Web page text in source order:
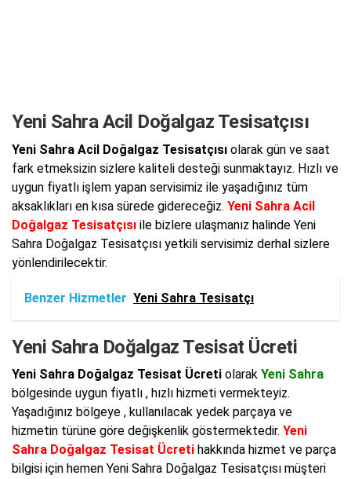
Yeni Sahra Acil Doğalgaz Tesisatçısı
Yeni Sahra Acil Doğalgaz Tesisatçısı olarak gün ve saat
fark etmeksizin sizlere kaliteli desteği sunmaktayız. Hızlı ve
uygun fiyatlı işlem yapan servisimiz ile yaşadığınız tüm
aksaklıkları en kısa sürede gidereceğiz. Yeni Sahra Acil
Doğalgaz Tesisatçısı ile bizlere ulaşmanız halinde Yeni
Sahra Doğalgaz Tesisatçısı yetkili servisimiz derhal sizlere
yönlendirilecektir.
Benzer Hizmetler Yeni Sahra Tesisatçı
Yeni Sahra Doğalgaz Tesisat Ücreti
Yeni Sahra Doğalgaz Tesisat Ücreti olarak Yeni Sahra
bölgesinde uygun fiyatlı , hızlı hizmeti vermekteyiz.
Yaşadığınız bölgeye , kullanılacak yedek parçaya ve
hizmetin türüne göre değişkenlik göstermektedir. Yeni
Sahra Doğalgaz Tesisat Ücreti hakkında hizmet ve parça
bilgisi için hemen Yeni Sahra Doğalgaz Tesisatçısı müşteri